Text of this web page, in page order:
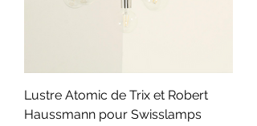
Lustre Atomic de Trix et Robert
Haussmann pour Swisslamps